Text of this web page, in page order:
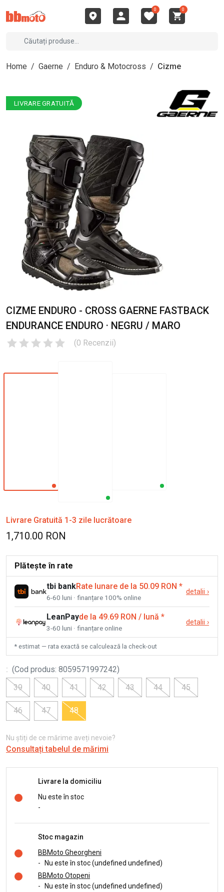
0 0
Home / Gaerne / Enduro & Motocross / Cizme
LIVRARE GRATUITĂ
CIZME ENDURO - CROSS GAERNE FASTBACK
ENDURANCE ENDURO · NEGRU / MARO
(0 Recenzii)
Livrare Gratuită 1-3 zile lucrătoare
1,710.00 RON
Plătește în rate
tbi bankRate lunare de la 50.09 RON *
6-60 luni · finanțare 100% online
detalii ›
LeanPayde la 49.69 RON / lună *
3-60 luni · finanțare online
detalii ›
* estimat — rata exactă se calculează la check-out
: (Cod produs: 8059571997242)
39
40 41 42 43 44 45
46 47 48
Nu știți de ce mărime aveți nevoie?
Consultați tabelul de mărimi
Livrare la domiciliu
Nu este în stoc
-
Stoc magazin
BBMoto Gheorgheni
-
Nu este în stoc (undefined undefined)
BBMoto Otopeni
-
Nu este în stoc (undefined undefined)